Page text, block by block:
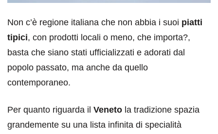
Non c’è regione italiana che non abbia i suoi piatti
tipici, con prodotti locali o meno, che importa?,
basta che siano stati ufficializzati e adorati dal
popolo passato, ma anche da quello
contemporaneo.
Per quanto riguarda il Veneto la tradizione spazia
grandemente su una lista infinita di specialità